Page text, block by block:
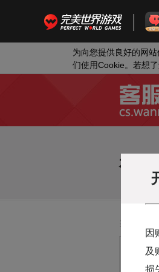
为向您提供良好的网
们使用Cookie。若想
神雕
当前位置：
自
因
及
损